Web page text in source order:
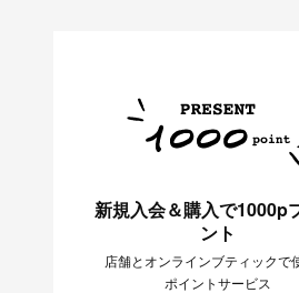
新規入会＆購入で1000p
ント
店舗とオンラインブティックで
ポイントサービス